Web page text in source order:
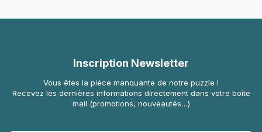
Inscription Newsletter
Vous êtes la pièce manquante de notre puzzle !
Recevez les dernières informations directement dans votre boîte
mail (promotions, nouveautés…)